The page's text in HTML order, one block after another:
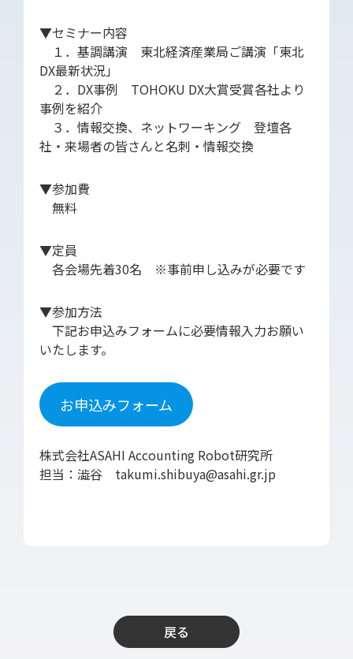
▼セミナー内容
１．基調講演 東北経済産業局ご講演「東北
DX最新状況」
２．DX事例 TOHOKU DX大賞受賞各社より
事例を紹介
３．情報交換、ネットワーキング 登壇各
社・来場者の皆さんと名刺・情報交換
▼参加費
無料
▼定員
各会場先着30名 ※事前申し込みが必要です
▼参加方法
下記お申込みフォームに必要情報入力お願い
いたします。
お申込みフォーム
株式会社ASAHI Accounting Robot研究所
担当：澁谷 takumi.shibuya@asahi.gr.jp
戻る